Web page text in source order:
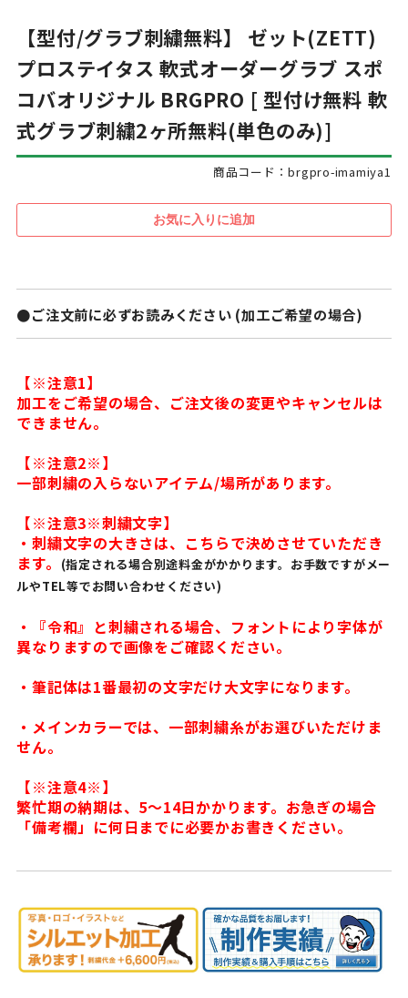
【型付/グラブ刺繍無料】 ゼット(ZETT)
プロステイタス 軟式オーダーグラブ スポ
コバオリジナル BRGPRO [ 型付け無料 軟
式グラブ刺繍2ヶ所無料(単色のみ)]
商品コード：brgpro-imamiya1
●ご注文前に必ずお読みください (加工ご希望の場合)
【※注意1】
加工をご希望の場合、ご注文後の変更やキャンセルは
できません。
【※注意2※】
一部刺繍の入らないアイテム/場所があります。
【※注意3※刺繍文字】
・刺繍文字の大きさは、こちらで決めさせていただき
ます。
(指定される場合別途料金がかかります。お手数ですがメー
ルやTEL等でお問い合わせください)
・『令和』と刺繍される場合、フォントにより字体が
異なりますので画像をご確認ください。
・筆記体は1番最初の文字だけ大文字になります。
・メインカラーでは、一部刺繍糸がお選びいただけま
せん。
【※注意4※】
繁忙期の納期は、5〜14日かかります。お急ぎの場合
「備考欄」に何日までに必要かお書きください。